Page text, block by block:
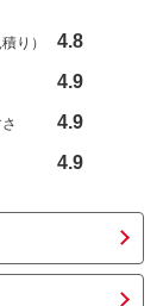
り） 4.8
4.9
4.9
4.9